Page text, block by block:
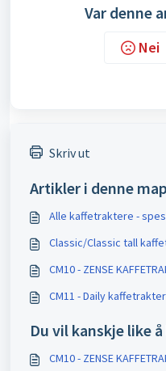
Var denne
Nei
Skriv ut
Artikler i denne
Alle kaffetraktere -
Classic/Classic tall
CM10 - ZENSE
CM11 - Daily kaffetrakter
Du vil kanskje like å
CM10 - ZENSE